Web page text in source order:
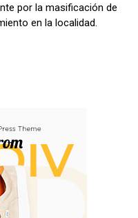
por la masificación de
en la localidad.